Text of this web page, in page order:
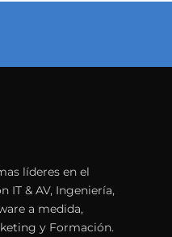
líderes en el
IT & AV, Ingeniería,
a medida,
y Formación.